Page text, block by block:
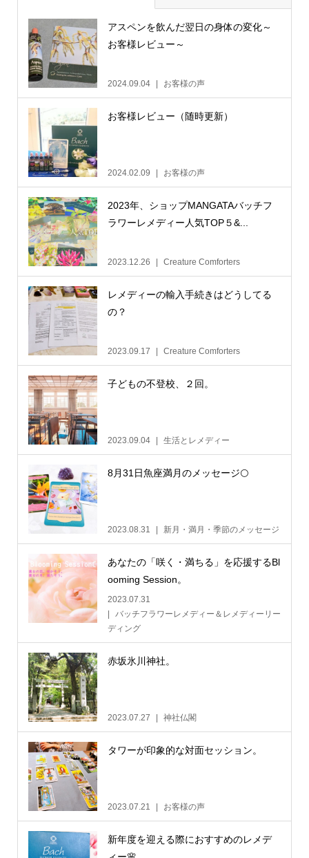
アスペンを飲んだ翌日の身体の変化～
お客様レビュー～
2024.09.04 お客様の声
お客様レビュー（随時更新）
2024.02.09 お客様の声
2023年、ショップMANGATAバッチフ
ラワーレメディー人気TOP５&...
2023.12.26 Creature Comforters
レメディーの輸入手続きはどうしてる
の？
2023.09.17 Creature Comforters
子どもの不登校、２回。
2023.09.04 生活とレメディー
8月31日魚座満月のメッセージ🌕
2023.08.31 新月・満月・季節のメッセージ
あなたの「咲く・満ちる」を応援するBl
ooming Session。
2023.07.31
バッチフラワーレメディー＆レメディーリー
ディング
赤坂氷川神社。
2023.07.27 神社仏閣
タワーが印象的な対面セッション。
2023.07.21 お客様の声
新年度を迎える際におすすめのレメデ